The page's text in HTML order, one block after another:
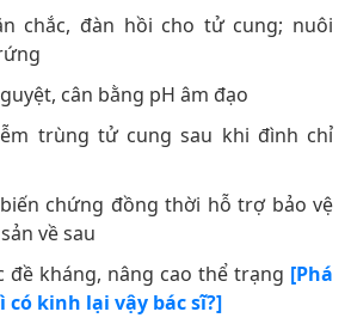
chắc, đàn hồi cho tử cung; nuôi
cân bằng pH âm đạo
trùng tử cung sau khi đình chỉ
chứng đồng thời hỗ trợ bảo vệ
về sau
đề kháng, nâng cao thể trạng [Phá
kinh lại vậy bác sĩ?]